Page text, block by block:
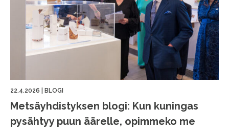
22.4.2026 BLOGI
Metsäyhdistyksen blogi: Kun kuningas
pysähtyy puun äärelle, opimmeko me